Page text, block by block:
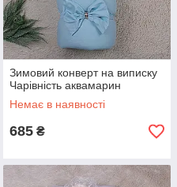
Зимовий конверт на виписку
Чарівність аквамарин
Немає в наявності
685 ₴